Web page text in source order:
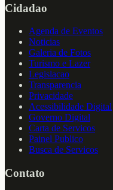
Cidadao
Agenda de Eventos
Noticias
Galeria de Fotos
Turismo e Lazer
Legislacao
Transparencia
Privacidade
Acessibilidade Digital
Governo Digital
Carta de Servicos
Painel Publico
Busca de Servicos
Contato